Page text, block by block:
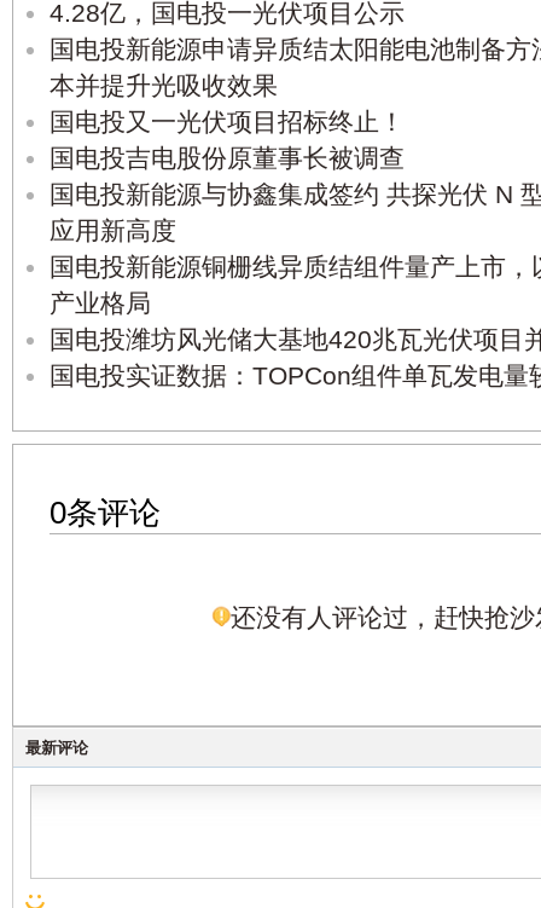
4.28亿，国电投一光伏项目公示
国电投新能源申请异质结太阳能电池制备
本并提升光吸收效果
国电投又一光伏项目招标终止！
国电投吉电股份原董事长被调查
国电投新能源与协鑫集成签约 共探光伏 N
应用新高度
国电投新能源铜栅线异质结组件量产上市
产业格局
国电投潍坊风光储大基地420兆瓦光伏项目
国电投实证数据：TOPCon组件单瓦发电量
0条评论
还没有人评论过，赶快抢沙
最新评论